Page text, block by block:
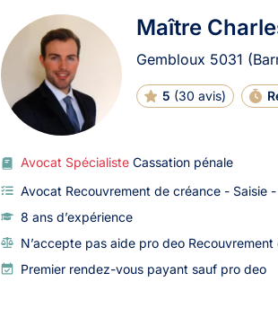
Maître
Gembloux 5031
5 (30 avis)
Avocat Spécialiste Cassation pénale
Avocat Recouvrement de créance - Saisie
8 ans d’expérience
N’accepte pas aide pro deo
Premier rendez-vous payant sauf pro deo